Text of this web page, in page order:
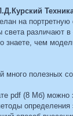
на
знаете, чем
полезных
pdf (8 Мб) можно